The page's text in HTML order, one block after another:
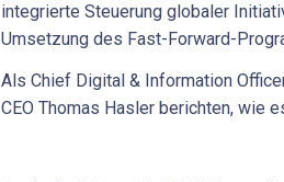
integrierte Steuerung globaler
Umsetzung des Fast-Forward-
Als Chief Digital & Information
CEO Thomas Hasler berichten, wie